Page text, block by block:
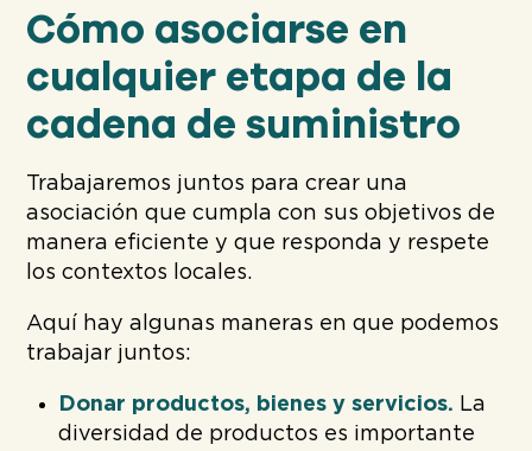
Cómo asociarse en
cualquier etapa de la
cadena de suministro
Trabajaremos juntos para crear una
asociación que cumpla con sus objetivos de
manera eficiente y que responda y respete
los contextos locales.
Aquí hay algunas maneras en que podemos
trabajar juntos:
Donar productos, bienes y servicios. La
diversidad de productos es importante